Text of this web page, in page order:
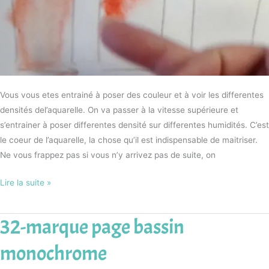
Vous vous etes entrainé à poser des couleur et à voir les differentes
densités del’aquarelle. On va passer à la vitesse supérieure et
s’entrainer à poser differentes densité sur differentes humidités. C’est
le coeur de l’aquarelle, la chose qu’il est indispensable de maitriser.
Ne vous frappez pas si vous n’y arrivez pas de suite, on
Lire la suite »
32-marque page bassin
monochrome
32-
marque
page